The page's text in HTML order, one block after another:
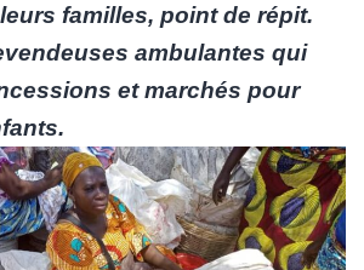
familles, point de répit.
ambulantes qui
et marchés pour